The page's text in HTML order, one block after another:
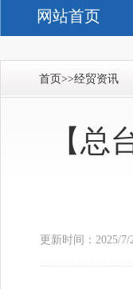
网站首页
首页>>经贸资讯
【
更新时间：2025/7/